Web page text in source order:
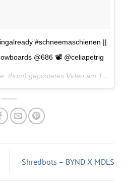
#schneemaschienen ||
@686 📽 @celiapetrig
gepostetes Video am 17. Dez 2015 um 6:26 Uhr
Shredbots – BYND X MDLS